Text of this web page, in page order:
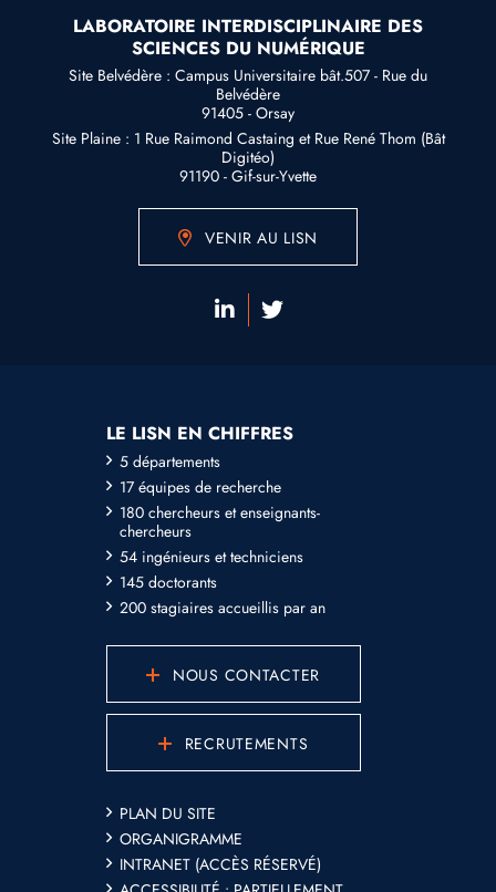
LABORATOIRE INTERDISCIPLINAIRE DES
SCIENCES DU NUMÉRIQUE
Site Belvédère : Campus Universitaire bât.507 - Rue du
Belvédère
91405 - Orsay
Site Plaine : 1 Rue Raimond Castaing et Rue René Thom (Bât
Digitéo)
91190 - Gif-sur-Yvette
VENIR AU LISN
LE LISN EN CHIFFRES
5 départements
17 équipes de recherche
180 chercheurs et enseignants-
chercheurs
54 ingénieurs et techniciens
145 doctorants
200 stagiaires accueillis par an
NOUS CONTACTER
RECRUTEMENTS
PLAN DU SITE
ORGANIGRAMME
INTRANET (ACCÈS RÉSERVÉ)